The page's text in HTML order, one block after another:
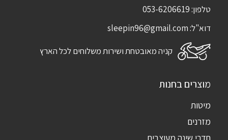
טלפון:053-6206619
דוא"ל:sleepin96@gmail.com
קניה מאובטחת ושירות משלוחים לכל הארץ
מוצרים בחנות
מיטות
מזרנים